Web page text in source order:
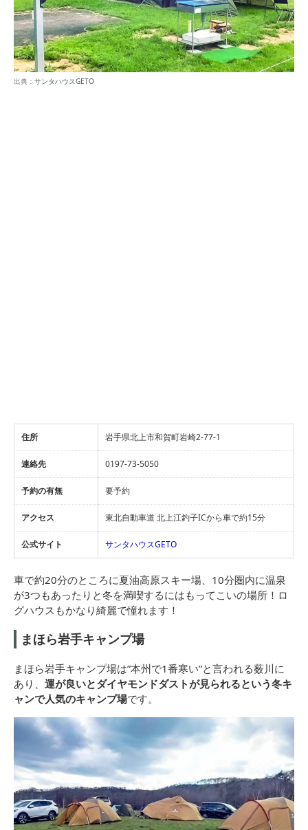
出典： サンタハウスGETO
住所 岩手県北上市和賀町岩崎2-77-1
連絡先 0197-73-5050
予約の有無 要予約
アクセス 東北自動車道 北上江釣子ICから車で約15分
公式サイト サンタハウスGETO
車で約20分のところに夏油高原スキー場、10分圏内に温泉
が3つもあったりと冬を満喫するにはもってこいの場所！ロ
グハウスもかなり綺麗で憧れます！
まほら岩手キャンプ場
まほら岩手キャンプ場は”本州で1番寒い”と言われる薮川に
あり、 運が良いとダイヤモンドダストが見られるという冬キ
ャンで人気のキャンプ場です。